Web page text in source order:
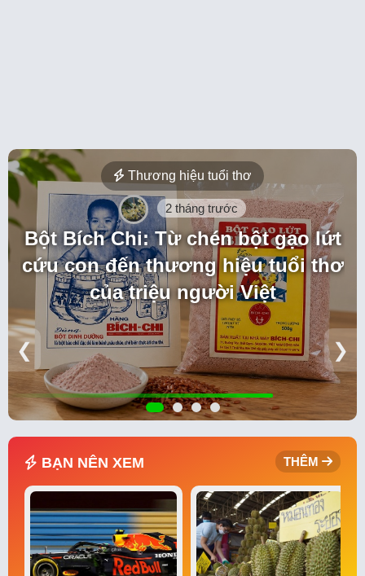
Thương hiệu tuổi thơ
2 tháng trước
Bột Bích Chi: Từ chén bột gạo lứt
cứu con đến thương hiệu tuổi thơ
của triệu người Việt
❮ ❯
BẠN NÊN XEM THÊM